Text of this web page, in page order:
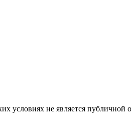
условиях не является